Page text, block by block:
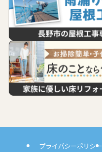
プライバシーポリシー